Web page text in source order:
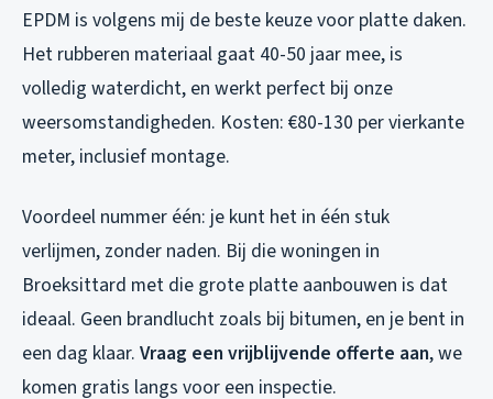
EPDM is volgens mij de beste keuze voor platte daken.
Het rubberen materiaal gaat 40-50 jaar mee, is
volledig waterdicht, en werkt perfect bij onze
weersomstandigheden. Kosten: €80-130 per vierkante
meter, inclusief montage.
Voordeel nummer één: je kunt het in één stuk
verlijmen, zonder naden. Bij die woningen in
Broeksittard met die grote platte aanbouwen is dat
ideaal. Geen brandlucht zoals bij bitumen, en je bent in
een dag klaar. Vraag een vrijblijvende offerte aan, we
komen gratis langs voor een inspectie.